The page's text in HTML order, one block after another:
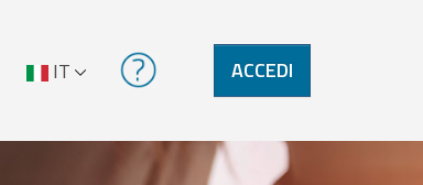
IT ACCEDI